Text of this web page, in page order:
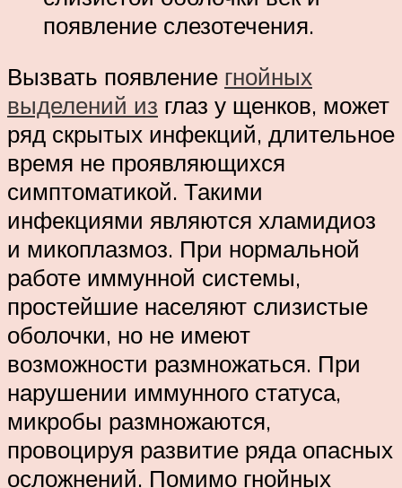
появление слезотечения.
Вызвать появление гнойных
выделений из глаз у щенков, может
ряд скрытых инфекций, длительное
время не проявляющихся
симптоматикой. Такими
инфекциями являются хламидиоз
и микоплазмоз. При нормальной
работе иммунной системы,
простейшие населяют слизистые
оболочки, но не имеют
возможности размножаться. При
нарушении иммунного статуса,
микробы размножаются,
провоцируя развитие ряда опасных
осложнений. Помимо гнойных